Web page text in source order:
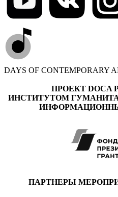
DAYS OF CONTEMPORARY
ПРОЕКТ DOCA
ИНСТИТУТОМ
ПАРТНЕРЫ